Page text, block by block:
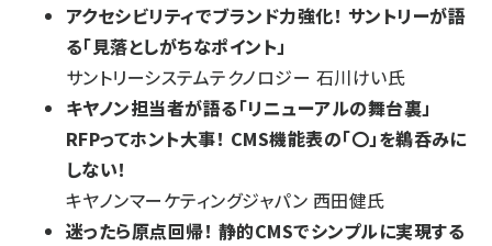
アクセシビリティでブランド力強化！ サントリーが語
る「見落としがちなポイント」
サントリーシステムテクノロジー 石川けい氏
キヤノン担当者が語る「リニューアルの舞台裏」
RFPってホント大事！ CMS機能表の「〇」を鵜呑みに
しない！
キヤノンマーケティングジャパン 西田健氏
迷ったら原点回帰！ 静的CMSでシンプルに実現する